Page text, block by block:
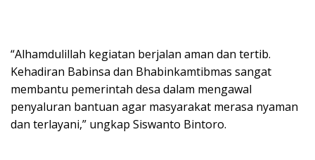
“Alhamdulillah kegiatan berjalan aman dan tertib.
Kehadiran Babinsa dan Bhabinkamtibmas sangat
membantu pemerintah desa dalam mengawal
penyaluran bantuan agar masyarakat merasa nyaman
dan terlayani,” ungkap Siswanto Bintoro.